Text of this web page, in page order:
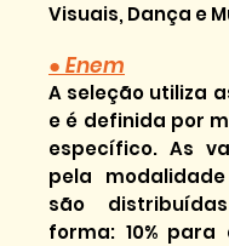
Visuais, Dança e
● Enem
A seleção utiliza
e é definida por
específico. As
pela modalidade
são
forma: 10%